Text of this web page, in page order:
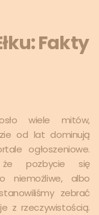
Fakty
wiele mitów,
od lat dominują
ogłoszeniowe.
że pozbycie się
niemożliwe, albo
zebrać
z rzeczywistością.